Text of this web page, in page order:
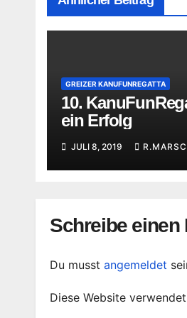
GREIZER KANUFUNREGATTA
10.
ein Erfolg
JULI 8, 2019
Schreibe einen
Du musst angemeldet
Diese Website